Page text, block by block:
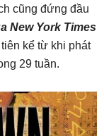
cũng đứng đầu
New York Times
kể từ khi phát
29 tuần.